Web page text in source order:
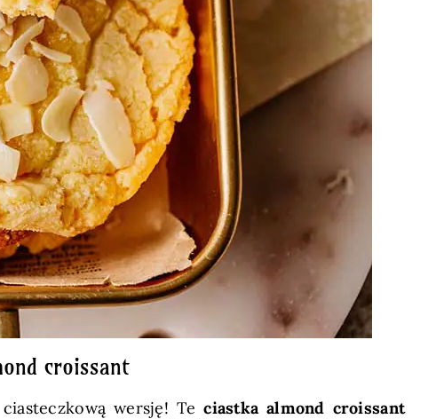
croissant
wersję! Teciastka almond croissant